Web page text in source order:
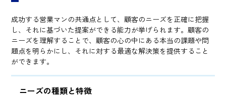
成功する営業マンの共通点として、顧客のニーズを正確に把握
し、それに基づいた提案ができる能力が挙げられます。顧客の
ニーズを理解することで、顧客の心の中にある本当の課題や問
題点を明らかにし、それに対する最適な解決策を提供すること
ができます。
ニーズの種類と特徴